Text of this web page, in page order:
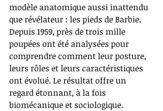
modèle anatomique aussi inattendu
que révélateur : les pieds de Barbie.
Depuis 1959, près de trois mille
poupées ont été analysées pour
comprendre comment leur posture,
leurs rôles et leurs caractéristiques
ont évolué. Le résultat offre un
regard étonnant, à la fois
biomécanique et sociologique.